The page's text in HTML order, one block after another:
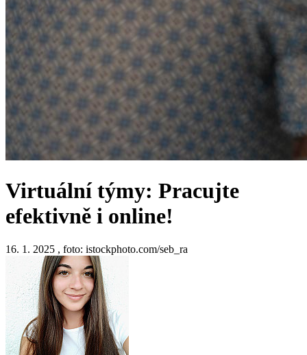
Virtuální týmy: Pracujte
efektivně i online!
16. 1. 2025 , foto: istockphoto.com/seb_ra